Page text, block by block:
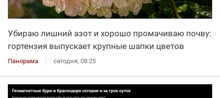
Убираю лишний азот и хорошо промачиваю почву:
гортензия выпускает крупные шапки цветов
Панорама сегодня, 08:25